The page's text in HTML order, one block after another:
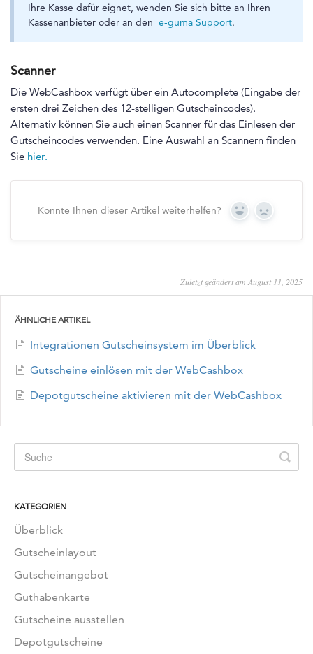
Ihre Kasse dafür eignet, wenden Sie sich bitte an Ihren
Kassenanbieter oder an den e-guma Support.
Scanner
Die WebCashbox verfügt über ein Autocomplete (Eingabe der
ersten drei Zeichen des 12-stelligen Gutscheincodes).
Alternativ können Sie auch einen Scanner für das Einlesen der
Gutscheincodes verwenden. Eine Auswahl an Scannern finden
Sie hier.
Konnte Ihnen dieser Artikel weiterhelfen? Yes No
Zuletzt geändert am August 11, 2025
ÄHNLICHE ARTIKEL
Integrationen Gutscheinsystem im Überblick
Gutscheine einlösen mit der WebCashbox
Depotgutscheine aktivieren mit der WebCashbox
KATEGORIEN
Überblick
Gutscheinlayout
Gutscheinangebot
Guthabenkarte
Gutscheine ausstellen
Depotgutscheine